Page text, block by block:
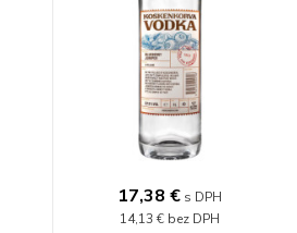
17,38 € s DPH
14,13 € bez DPH